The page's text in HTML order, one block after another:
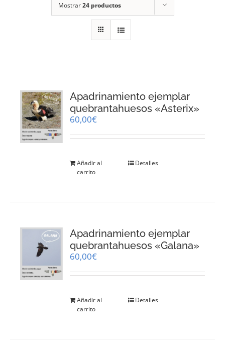
Mostrar24 productos
Apadrinamiento ejemplar
quebrantahuesos «Asterix»
60,00€
Añadir al
carrito
Detalles
Apadrinamiento ejemplar
quebrantahuesos «Galana»
60,00€
Añadir al
carrito
Detalles